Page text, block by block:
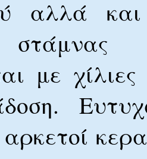
αλλά και
με